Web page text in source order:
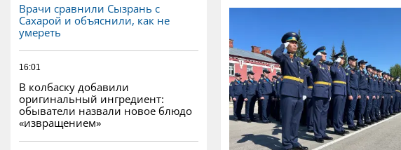
Врачи сравнили Сызрань с
Сахарой и объяснили, как не
умереть
16:01
В колбаску добавили
оригинальный ингредиент:
обыватели назвали новое блюдо
«извращением»